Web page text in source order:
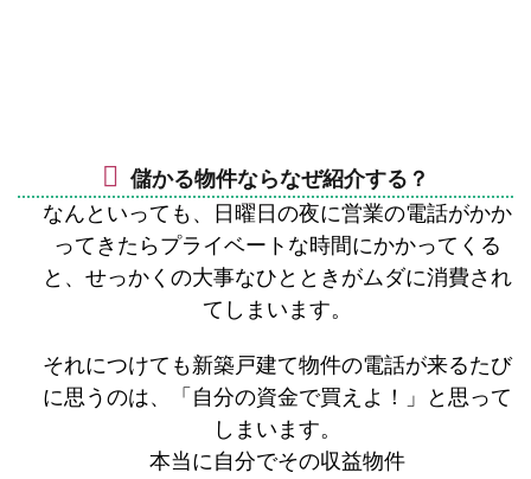
儲かる物件ならなぜ紹介する？
なんといっても、日曜日の夜に営業の電話がかか
ってきたらプライベートな時間にかかってくる
と、せっかくの大事なひとときがムダに消費され
てしまいます。
それにつけても新築戸建て物件の電話が来るたび
に思うのは、「自分の資金で買えよ！」と思って
しまいます。
本当に自分でその収益物件